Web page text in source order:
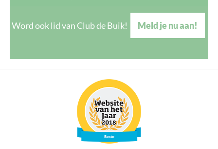
Word ook lid van Club de Buik! Meld je nu aan!